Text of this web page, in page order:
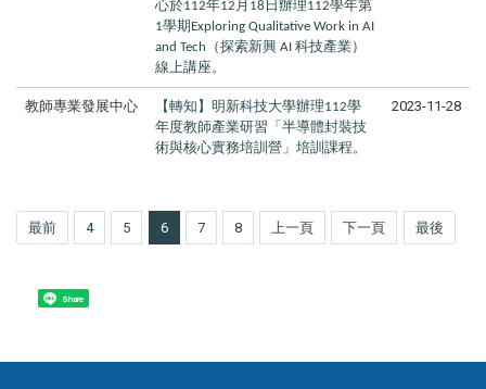
心於112年12 月 18 日辦理112學年第
1學期Exploring Qualitative Work in AI
and Tech
（探索新興 AI 科技產業）
線上講座。
教師專業發展中心 【轉知】明新科技大學辦理112學
年度教師產業研習「半導體封裝技
術與核心實務培訓營」培訓課程。
2023-11-28
最前 4 5 6 7 8 上一頁 下一頁 最後
Share